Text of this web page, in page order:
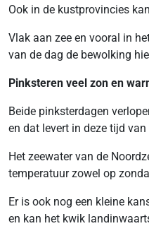
Ook in de kustprovincies
Vlak aan zee en vooral in
van de dag de bewolking
Pinksteren veel zon en
Beide pinksterdagen
en dat levert in deze tijd
Het zeewater van de
temperatuur zowel op
Er is ook nog een kleine
en kan het kwik